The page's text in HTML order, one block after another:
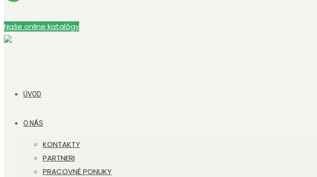
Naše online katalógy
ÚVOD
O NÁS
KONTAKTY
PARTNERI
PRACOVNÉ PONUKY